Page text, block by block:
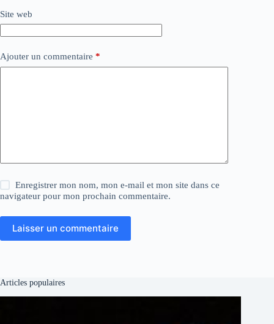
Site web
Ajouter un commentaire *
Enregistrer mon nom, mon e-mail et mon site dans ce
navigateur pour mon prochain commentaire.
Laisser un commentaire
Articles populaires